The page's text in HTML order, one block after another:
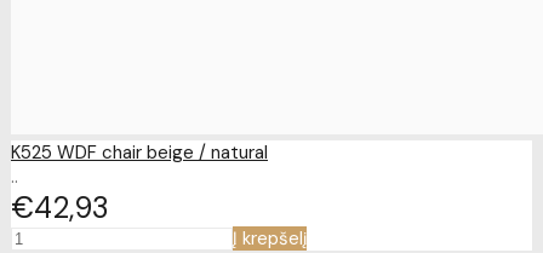
K525 WDF chair beige / natural
..
€42 93
Į krepšelį